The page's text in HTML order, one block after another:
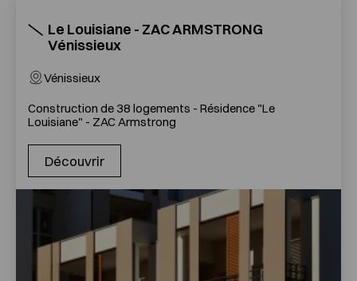
Le Louisiane - ZAC ARMSTRONG
Vénissieux
Vénissieux
Construction de 38 logements - Résidence "Le
Louisiane" - ZAC Armstrong
Découvrir